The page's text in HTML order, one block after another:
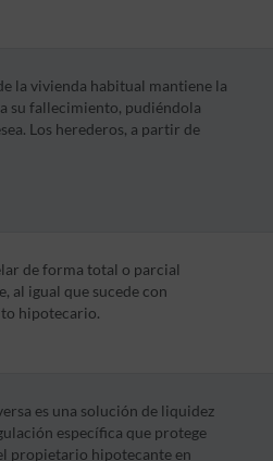
la vivienda habitual mantiene la
su fallecimiento, pudiéndola
Los herederos, a partir de
de forma total o parcial
al igual que sucede con
hipotecario.
es una solución de liquidez
específica que protege
propietario hipotecante en